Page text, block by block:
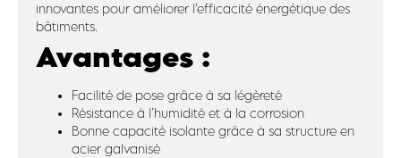
innovantes pour améliorer l’efficacité énergétique des
bâtiments.
Avantages :
Facilité de pose grâce à sa légèreté
Résistance à l’humidité et à la corrosion
Bonne capacité isolante grâce à sa structure en
acier galvanisé